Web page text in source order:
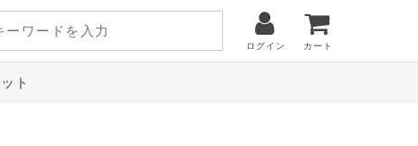
ログイン カート
ト